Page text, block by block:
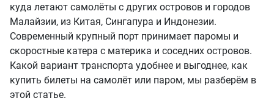
куда летают самолёты с других островов и городов
Малайзии, из Китая, Сингапура и Индонезии.
Современный крупный порт принимает паромы и
скоростные катера с материка и соседних островов.
Какой вариант транспорта удобнее и выгоднее, как
купить билеты на самолёт или паром, мы разберём в
этой статье.